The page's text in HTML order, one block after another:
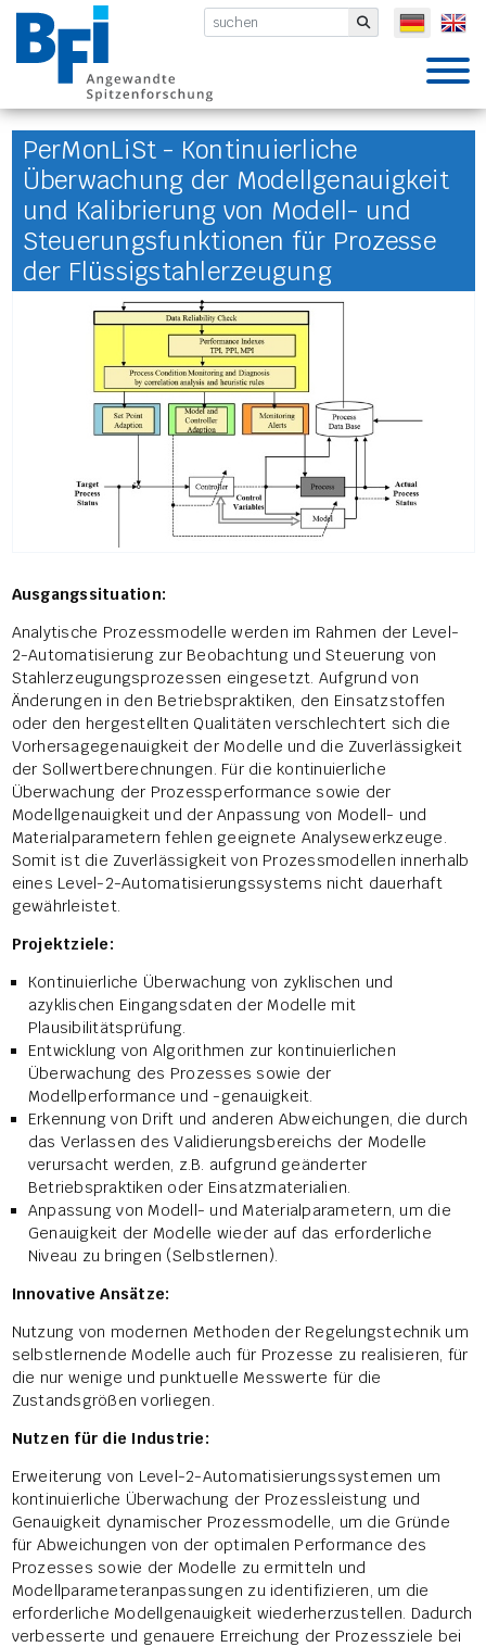
BFI VDEh- Submit
PerMonLiSt - Kontinuierliche
Überwachung der Modellgenauigkeit
und Kalibrierung von Modell- und
Steuerungsfunktionen für Prozesse
der Flüssigstahlerzeugung
Ausgangssituation:
Analytische Prozessmodelle werden im Rahmen der Level-
2-Automatisierung zur Beobachtung und Steuerung von
Stahlerzeugungsprozessen eingesetzt. Aufgrund von
Änderungen in den Betriebspraktiken, den Einsatzstoffen
oder den hergestellten Qualitäten verschlechtert sich die
Vorhersagegenauigkeit der Modelle und die Zuverlässigkeit
der Sollwertberechnungen. Für die kontinuierliche
Überwachung der Prozessperformance sowie der
Modellgenauigkeit und der Anpassung von Modell- und
Materialparametern fehlen geeignete Analysewerkzeuge.
Somit ist die Zuverlässigkeit von Prozessmodellen innerhalb
eines Level-2-Automatisierungssystems nicht dauerhaft
gewährleistet.
Projektziele:
Kontinuierliche Überwachung von zyklischen und
azyklischen Eingangsdaten der Modelle mit
Plausibilitätsprüfung.
Entwicklung von Algorithmen zur kontinuierlichen
Überwachung des Prozesses sowie der
Modellperformance und -genauigkeit.
Erkennung von Drift und anderen Abweichungen, die durch
das Verlassen des Validierungsbereichs der Modelle
verursacht werden, z.B. aufgrund geänderter
Betriebspraktiken oder Einsatzmaterialien.
Anpassung von Modell- und Materialparametern, um die
Genauigkeit der Modelle wieder auf das erforderliche
Niveau zu bringen (Selbstlernen).
Innovative Ansätze:
Nutzung von modernen Methoden der Regelungstechnik um
selbstlernende Modelle auch für Prozesse zu realisieren, für
die nur wenige und punktuelle Messwerte für die
Zustandsgrößen vorliegen.
Nutzen für die Industrie:
Erweiterung von Level-2-Automatisierungssystemen um
kontinuierliche Überwachung der Prozessleistung und
Genauigkeit dynamischer Prozessmodelle, um die Gründe
für Abweichungen von der optimalen Performance des
Prozesses sowie der Modelle zu ermitteln und
Modellparameteranpassungen zu identifizieren, um die
erforderliche Modellgenauigkeit wiederherzustellen. Dadurch
verbesserte und genauere Erreichung der Prozessziele bei